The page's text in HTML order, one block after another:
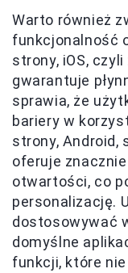
Warto również
funkcjonalność
strony, iOS,
gwarantuje
sprawia, że
bariery w
strony, Android,
oferuje
otwartości, co
personalizację.
dostosowywać
domyślne
funkcji, które